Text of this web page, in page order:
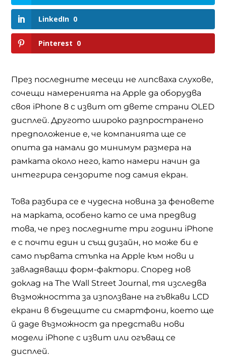
LinkedIn 0
Pinterest 0
През последните месеци не липсваха слухове,
сочещи намеренията наAppleда оборудва
своя iPhone 8с извит от двете страниOLED
дисплей. Другото широко разпространено
предположение е, че компанията ще се
опита да намали до минимум размера на
рамката около него, като намери начин да
интегрира сензорите под самия екран.
Това разбира се е чудесна новина за феновете
на марката, особено като се има предвид
това, че през последните три години iPhone
е с почти един и същ дизайн, но може би е
само първата стъпка наApple към нови и
завладяващи форм-фактори. Според нов
доклад наThe Wall Street Journal, тя изследва
възможността за използване на гъвкави LCD
екрани в бъдещите си смартфони, което ще
й даде възможност да представи нови
модели iPhoneс извит или огъващ се
дисплей.